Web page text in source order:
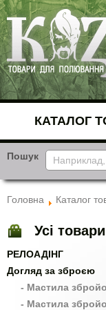
КАТАЛОГ
Пошук
Головна Каталог
Усі товари
РЕЛОАДІНГ
Догляд за зброєю
- Мастила
- Мастила